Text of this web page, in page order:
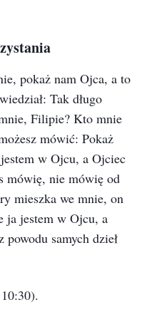
pokaż nam Ojca, a to
Tak długo
Filipie? Kto mnie
mówić: Pokaż
w Ojcu, a Ojciec
mówię, nie mówię od
mieszka we mnie, on
ja jestem w Ojcu, a
samych dzieł
.